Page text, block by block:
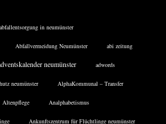
abfallentsorgung in neumünster
Abfallvermeidung Neumünster abi zeitung
neumünster adwords
neumünster AlphaKommunal – Transfer
Altenpflege Analphabetismus
Ankunftszentrum für Flüchtlinge neumünster